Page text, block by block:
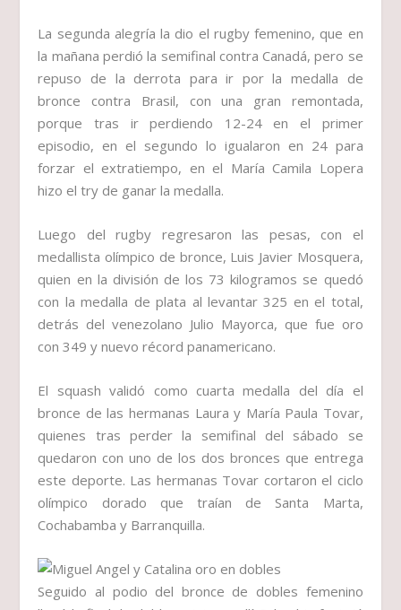
La segunda alegría la dio el rugby femenino, que en
la mañana perdió la semifinal contra Canadá, pero se
repuso de la derrota para ir por la medalla de
bronce contra Brasil, con una gran remontada,
porque tras ir perdiendo 12-24 en el primer
episodio, en el segundo lo igualaron en 24 para
forzar el extratiempo, en el María Camila Lopera
hizo el try de ganar la medalla.
Luego del rugby regresaron las pesas, con el
medallista olímpico de bronce, Luis Javier Mosquera,
quien en la división de los 73 kilogramos se quedó
con la medalla de plata al levantar 325 en el total,
detrás del venezolano Julio Mayorca, que fue oro
con 349 y nuevo récord panamericano.
El squash validó como cuarta medalla del día el
bronce de las hermanas Laura y María Paula Tovar,
quienes tras perder la semifinal del sábado se
quedaron con uno de los dos bronces que entrega
este deporte. Las hermanas Tovar cortaron el ciclo
olímpico dorado que traían de Santa Marta,
Cochabamba y Barranquilla.
Seguido al podio del bronce de dobles femenino